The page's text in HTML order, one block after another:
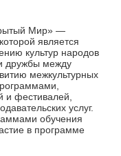
Мир» —
является
культур народов
дружбы между
межкультурных
и фестивалей,
услуг.
обучения
в программе